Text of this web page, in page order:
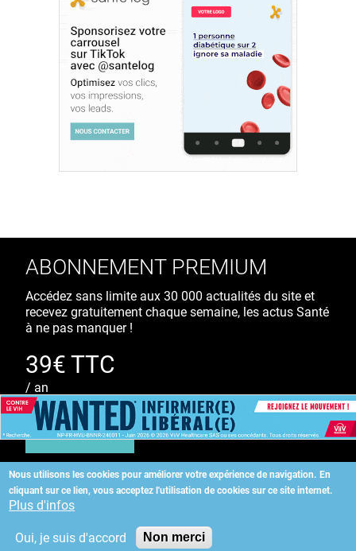
Nous utilisons les cookies pour améliorer votre expérience de navigation. En
cliquant sur ce lien, vous acceptez l'utilisation de cookies sur ce site internet.
Plus d'infos
Oui, je suis d'accord Non merci
ABONNEMENT PREMIUM
Accédez sans limite aux 30 000 actualités du site et
recevez gratuitement chaque semaine, les actus Santé
à ne pas manquer !
39€ TTC
/ an
S'ABONNER
Copyright
KAURIWEB